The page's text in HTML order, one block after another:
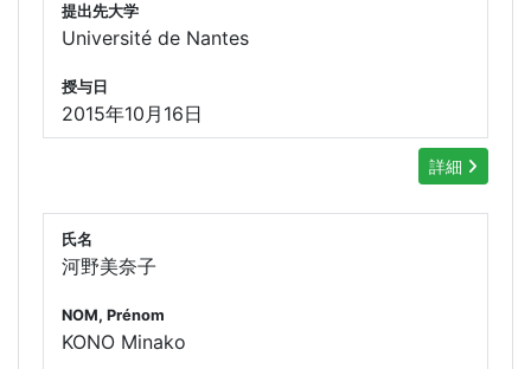
提出先大学
Université de Nantes
授与日
2015年10月16日
詳細
氏名
河野美奈子
NOM, Prénom
KONO Minako